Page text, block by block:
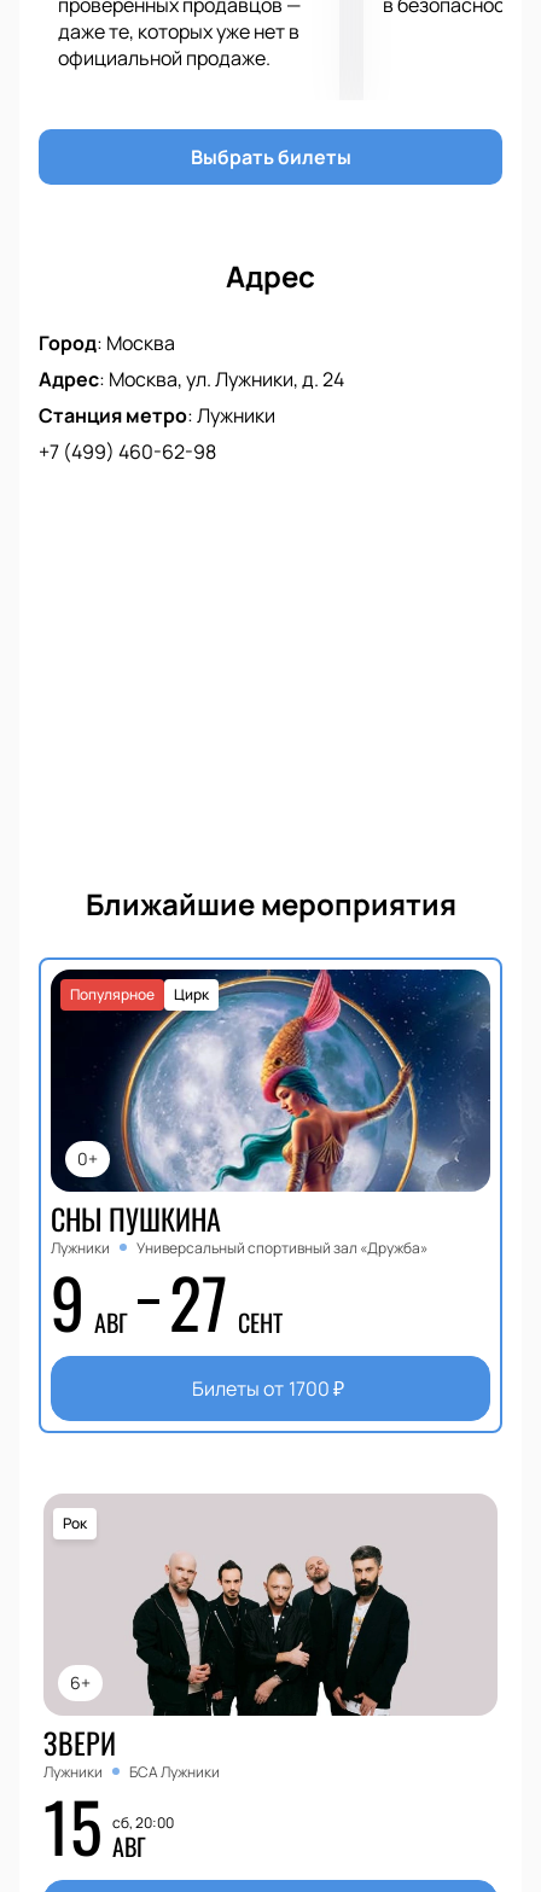
даже те, которых уже нет в
официальной продаже.
Выбрать билеты
Адрес
Город: Москва
Адрес: Москва, ул. Лужники, д. 24
Станция метро:Лужники
+7 (499) 460-62-98
Ближайшие мероприятия
0+
Цирк
Популярное
СНЫ ПУШКИНА
Лужники Универсальный спортивный зал «Дружба»
9 АВГ 27 СЕНТ
Билеты от 1700₽
6+
Рок
ЗВЕРИ
Лужники БСА Лужники
15 сб, 20:00
АВГ